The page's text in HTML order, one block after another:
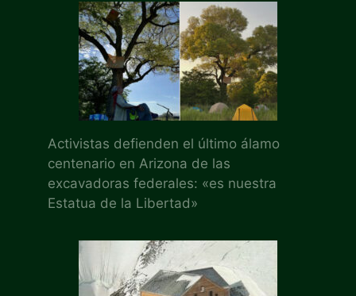
Activistas defienden el último álamo
centenario en Arizona de las
excavadoras federales: «es nuestra
Estatua de la Libertad»